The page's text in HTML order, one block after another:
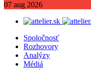
07 aug 2026
Spoločnosť
Rozhovory
Analýzy
Médiá